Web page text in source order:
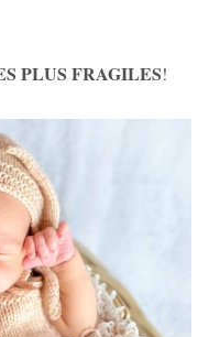
PLUS FRAGILES!